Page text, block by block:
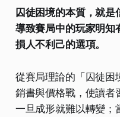
囚徒困境的本質，就是
導致賽局中的玩家明知
損人不利己的選項。
從賽局理論的「囚徒困
銷書與價格戰，使讀者
一旦成形就難以轉變；